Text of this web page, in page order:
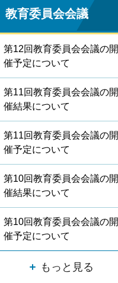
教育委員会会議
第12回教育委員会会議の開
催予定について
第11回教育委員会会議の開
催結果について
第11回教育委員会会議の開
催予定について
第10回教育委員会会議の開
催結果について
第10回教育委員会会議の開
催予定について
もっと見る